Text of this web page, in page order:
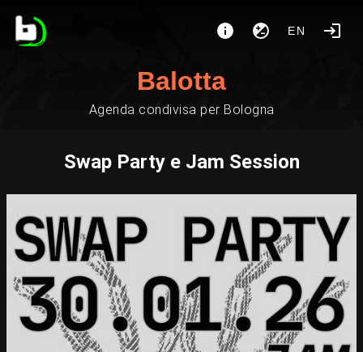
EN
Balotta
Agenda condivisa per Bologna
Swap Party e Jam Session